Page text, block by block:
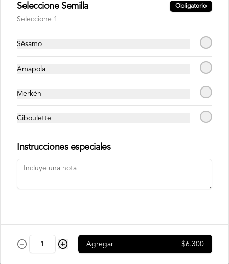
Roll relleno de Pollo apanado , queso
crema, cebollín, almendras triturada, sin
Nori Champ Roll
$7.900
Seleccione Semilla Obligatorio
Seleccione 1
Sésamo
Amapola
Merkén
Ciboulette
Instrucciones especiales
Agregar $6.300